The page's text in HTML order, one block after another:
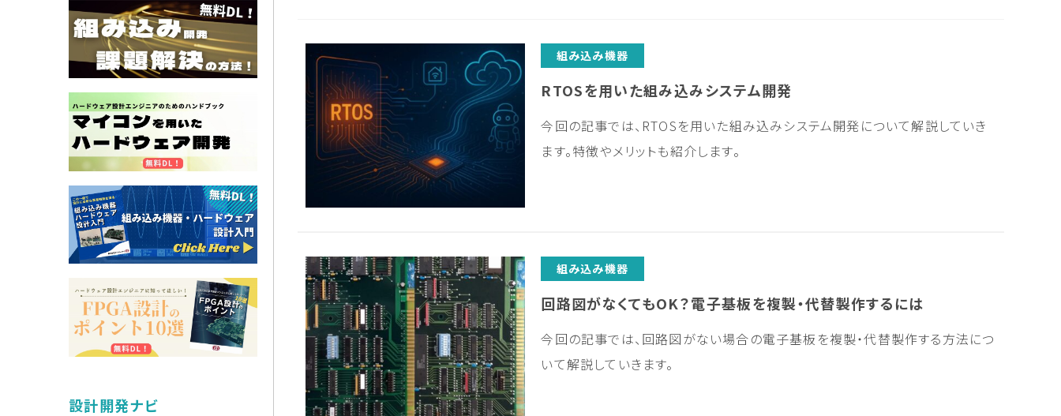
組み込み機器
RTOSを用いた組み込みシステム開発
今回の記事では、RTOSを用いた組み込みシステム開発について解説していき
ます。特徴やメリットも紹介します。
組み込み機器
回路図がなくてもOK？電子基板を複製・代替製作するには
今回の記事では、回路図がない場合の電子基板を複製・代替製作する方法につ
いて解説していきます。
設計開発ナビ